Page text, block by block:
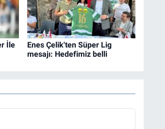
İle
Enes Çelik'ten Süper Lig
mesajı: Hedefimiz belli